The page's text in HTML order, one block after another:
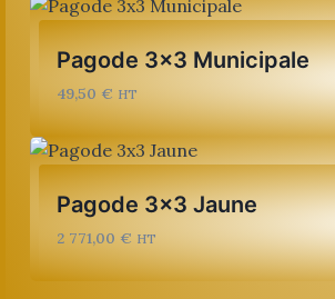
Pagode 3×3 Municipale
49,50 € HT
Pagode 3×3 Jaune
2 771,00 € HT